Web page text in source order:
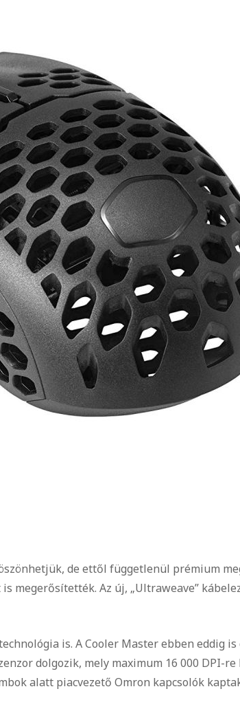
de ettől függetlenül prémium
Az új, „Ultraweave”
is. A Cooler Master ebben eddig
dolgozik, mely maximum 16 000 DPI-
alatt piacvezető Omron kapcsolók